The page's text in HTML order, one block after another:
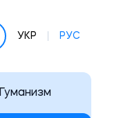
УКР РУС
Гуманизм